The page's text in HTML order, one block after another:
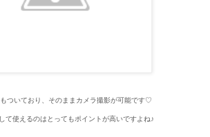
ついており、そのままカメラ撮影が可能です♡
て使えるのはとってもポイントが高いですよね♪